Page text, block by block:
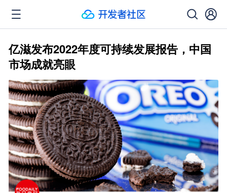
亿滋发布2022年度可持续发展报告，中国
市场成就亮眼